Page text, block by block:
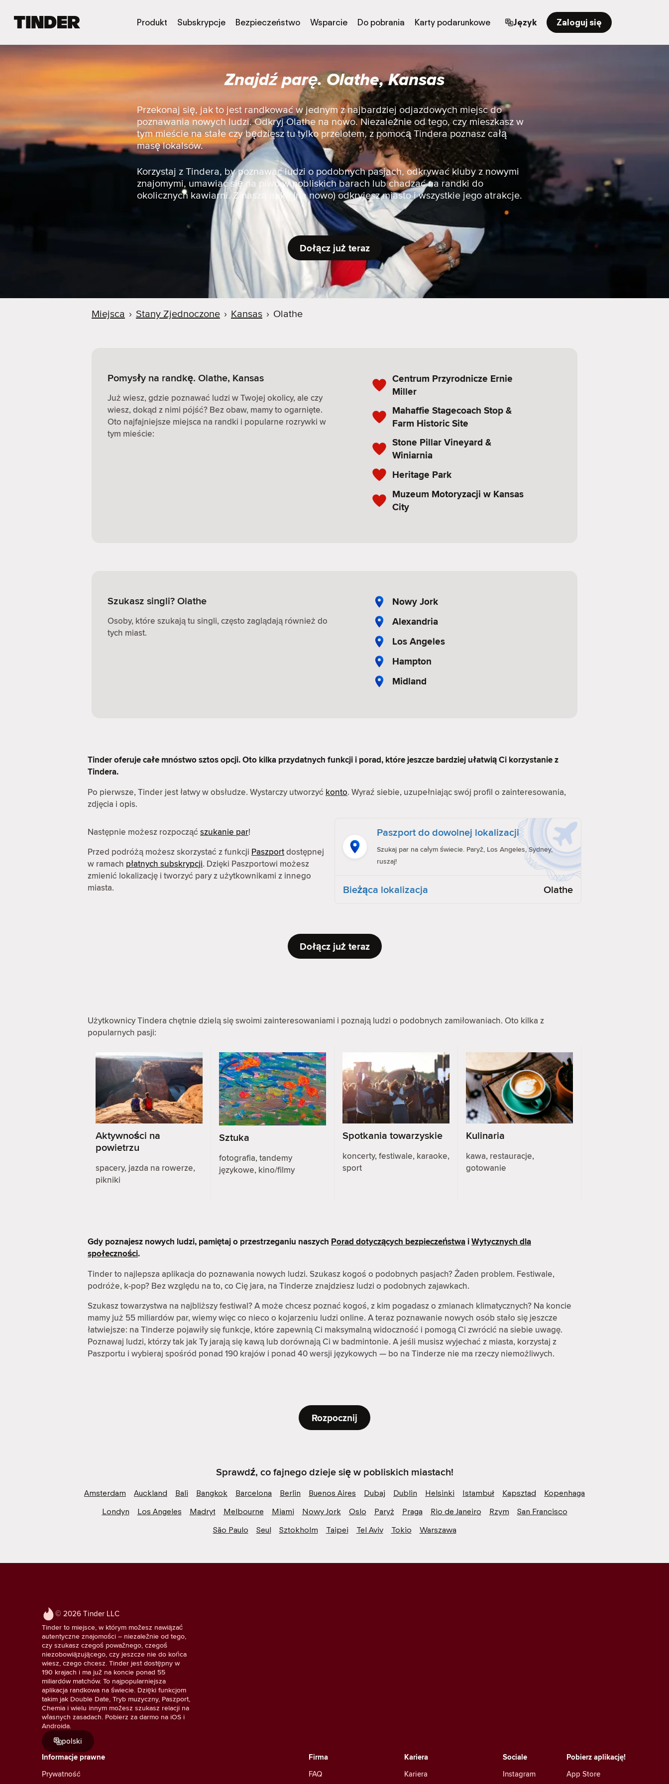
e
n
a
g
Produkt Subskrypcje Bezpieczeństwo Wsparcie Do pobrania Karty podarunkowe Język Zaloguj się
Znajdź parę. Olathe, Kansas
Przekonaj się, jak to jest randkować w jednym z najbardziej odjazdowych miejsc do
poznawania nowych ludzi. Odkryj Olathe na nowo. Niezależnie od tego, czy mieszkasz w
tym mieście na stałe czy będziesz tu tylko przelotem, z pomocą Tindera poznasz całą
masę lokalsów.
Korzystaj z Tindera, by poznawać ludzi o podobnych pasjach, odkrywać kluby z nowymi
znajomymi, umawiać się na piwo w pobliskich barach lub chadzać na randki do
okolicznych kawiarni. Z naszą apką (na nowo) odkryjesz miasto i wszystkie jego atrakcje.
Dołącz już teraz
Miejsca › Stany Zjednoczone › Kansas › Olathe
Pomysły na randkę. Olathe, Kansas
Już wiesz, gdzie poznawać ludzi w Twojej okolicy, ale czy
wiesz, dokąd z nimi pójść? Bez obaw, mamy to ogarnięte.
Oto najfajniejsze miejsca na randki i popularne rozrywki w
tym mieście:
Centrum Przyrodnicze Ernie
Miller
Mahaffie Stagecoach Stop &
Farm Historic Site
Stone Pillar Vineyard &
Winiarnia
Heritage Park
Muzeum Motoryzacji w Kansas
City
Szukasz singli? Olathe
Osoby, które szukają tu singli, często zaglądają również do
tych miast.
Nowy Jork
Alexandria
Los Angeles
Hampton
Midland
Tinder oferuje całe mnóstwo sztos opcji. Oto kilka przydatnych funkcji i porad, które jeszcze bardziej ułatwią Ci korzystanie z
Tindera.
Po pierwsze, Tinder jest łatwy w obsłudze. Wystarczy utworzyć konto. Wyraź siebie, uzupełniając swój profil o zainteresowania,
zdjęcia i opis.
Następnie możesz rozpocząć szukanie par!
Przed podróżą możesz skorzystać z funkcji Paszportdostępnej
w ramach płatnych subskrypcji. Dzięki Paszportowi możesz
zmienić lokalizację i tworzyć pary z użytkownikami z innego
miasta.
Paszport do dowolnej lokalizacji
Szukaj par na całym świecie. Paryż, Los Angeles, Sydney,
ruszaj!
Bieżąca lokalizacja Olathe
Dołącz już teraz
Użytkownicy Tindera chętnie dzielą się swoimi zainteresowaniami i poznają ludzi o podobnych zamiłowaniach. Oto kilka z
popularnych pasji:
Aktywności na
powietrzu
spacery, jazda na rowerze,
pikniki
Sztuka
fotografia, tandemy
językowe, kino/filmy
Spotkania towarzyskie
koncerty, festiwale, karaoke,
sport
Kulinaria
kawa, restauracje,
gotowanie
Gdy poznajesz nowych ludzi, pamiętaj o przestrzeganiu naszych Porad dotyczących bezpieczeństwa iWytycznych dla
społeczności.
Tinder to najlepsza aplikacja do poznawania nowych ludzi. Szukasz kogoś o podobnych pasjach? Żaden problem. Festiwale,
podróże, k-pop? Bez względu na to, co Cię jara, na Tinderze znajdziesz ludzi o podobnych zajawkach.
Szukasz towarzystwa na najbliższy festiwal? A może chcesz poznać kogoś, z kim pogadasz o zmianach klimatycznych? Na koncie
mamy już 55 miliardów par, wiemy więc co nieco o kojarzeniu ludzi online. A teraz poznawanie nowych osób stało się jeszcze
łatwiejsze: na Tinderze pojawiły się funkcje, które zapewnią Ci maksymalną widoczność i pomogą Ci zwrócić na siebie uwagę.
Poznawaj ludzi, którzy tak jak Ty jarają się kawą lub dorównają Ci w badmintonie. A jeśli musisz wyjechać z miasta, korzystaj z
Paszportu i wybieraj spośród ponad 190 krajów i ponad 40 wersji językowych — bo na Tinderze nie ma rzeczy niemożliwych.
Rozpocznij
Sprawdź, co fajnego dzieje się w pobliskich miastach!
Amsterdam Auckland Bali Bangkok Barcelona Berlin Buenos Aires Dubaj Dublin Helsinki Istambuł Kapsztad
Kopenhaga
Londyn
Los Angeles Madryt Melbourne Miami Nowy Jork Oslo Paryż Praga Rio de Janeiro Rzym
San Francisco
São Paulo
Seul Sztokholm Taipei Tel Aviv Tokio Warszawa
© 2026 Tinder LLC
Tinder to miejsce, w którym możesz nawiązać
autentyczne znajomości – niezależnie od tego,
czy szukasz czegoś poważnego, czegoś
niezobowiązującego, czy jeszcze nie do końca
wiesz, czego chcesz. Tinder jest dostępny w
190 krajach i ma już na koncie ponad 55
miliardów matchów. To najpopularniejsza
aplikacja randkowa na świecie. Dzięki funkcjom
takim jak Double Date, Tryb muzyczny, Paszport,
Chemia i wielu innym możesz szukasz relacji na
własnych zasadach. Pobierz za darmo na iOS i
Androida.
polski
Sociale
Instagram
Informacje prawne
Prywatność
Kariera
Kariera
Firma
FAQ
Pobierz aplikację!
App Store